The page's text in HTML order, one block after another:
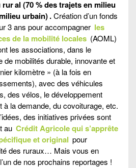
rural (70 % des trajets en milieu
urbain).Création d’un fonds
3 ans pour accompagner les
de la mobilité locales (AOML)
les associations, dans le
de mobilités durable, innovante et
kilomètre » (à la fois en
avec des véhicules
des vélos, le développement
à la demande, du covoiturage, etc.
des initiatives privées sont
au Crédit Agricole qui s’apprête
et original pour
des ruraux… Mais vous en
de nos prochains reportages !